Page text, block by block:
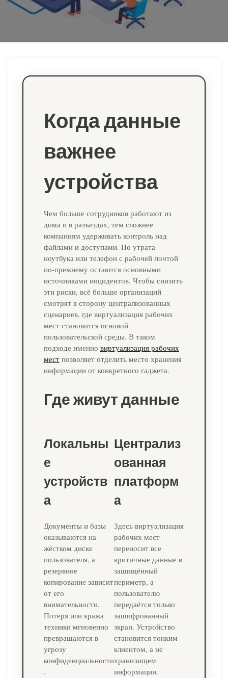
Когда данные
важнее
устройства
Чем больше сотрудников работают из
дома и в разъездах, тем сложнее
компаниям удерживать контроль над
файлами и доступами. Но утрата
ноутбука или телефон с рабочей почтой
по‑прежнему остаются основными
источниками инцидентов. Чтобы снизить
эти риски, всё больше организаций
смотрят в сторону централизованных
сценариев, где виртуализация рабочих
мест становится основой
пользовательской среды. В таком
подходе именно виртуализация рабочих
местпозволяет отделить место хранения
информации от конкретного гаджета.
Где живут данные
Локальны
е
устройств
а
Документы и базы
оказываются на
жёстком диске
пользователя, а
резервное
копирование зависит
от его
внимательности.
Потеря или кража
техники мгновенно
превращаются в
угрозу
конфиденциальности
.
Централиз
ованная
платформ
а
Здесь виртуализация
рабочих мест
переносит все
критичные данные в
защищённый
периметр, а
пользователю
передаётся только
зашифрованный
экран. Устройство
становится тонким
клиентом, а не
хранилищем
информации.